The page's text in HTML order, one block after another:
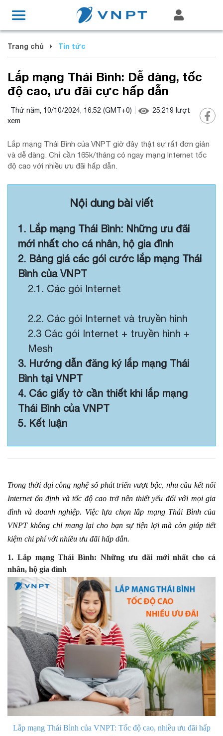
Trang chủ Tin tức
Lắp mạng Thái Bình: Dễ dàng, tốc
độ cao, ưu đãi cực hấp dẫn
Thứ năm, 10/10/2024, 16:52 (GMT+0) 25.219 lượt
xem
Lắp mạng Thái Bình của VNPT giờ đây thật sự rất đơn giản
và dễ dàng. Chỉ cần 165k/tháng có ngay mạng Internet tốc
độ cao với nhiều ưu đãi hấp dẫn.
Nội dung bài viết
1. Lắp mạng Thái Bình: Những ưu đãi
mới nhất cho cá nhân, hộ gia đình
2. Bảng giá các gói cước lắp mạng Thái
Bình của VNPT
2.1. Các gói Internet
2.2. Các gói Internet và truyền hình
2.3 Các gói Internet + truyền hình +
Mesh
3. Hướng dẫn đăng ký lắp mạng Thái
Bình tại VNPT
4. Các giấy tờ cần thiết khi lắp mạng
Thái Bình của VNPT
5. Kết luận
Trong thời đại công nghệ số phát triển vượt bậc, nhu cầu kết nối
Internet ổn định và tốc độ cao trở nên thiết yếu đối với mọi gia
đình và doanh nghiệp. Việc lựa chọn lắp mạng Thái Bình của
VNPT không chỉ mang lại cho bạn sự tiện lợi mà còn giúp tiết
kiệm chi phí với nhiều ưu đãi hấp dẫn.
1. Lắp mạng Thái Bình: Những ưu đãi mới nhất cho cá
nhân, hộ gia đình
Lắp mạng Thái Bình của VNPT: Tốc độ cao, nhiều ưu đãi hấp